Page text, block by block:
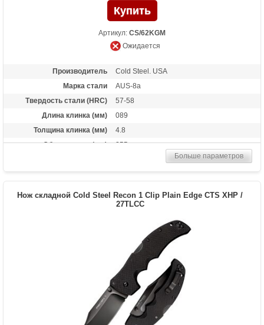
Артикул: CS/62KGM
Ожидается
Производитель
Cold Steel. USA
Марка стали
AUS-8a
Твердость стали (HRC)
57-58
Длина клинка (мм)
089
Толщина клинка (мм)
4.8
Общая длина (мм)
355
Вес (гр)
140
Больше параметров
Нож складной Cold Steel Recon 1 Clip Plain Edge CTS XHP /
27TLCC